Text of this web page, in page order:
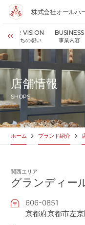
株式会社オールハ
OUR VISION
私たちの想い
BUSINESS
事業内容
株式会社オールハ
店舗検索
HOME
NEWS
OUR VISION
MESSAGE
VALUES
BUSINESS
SHOP
ABOUT US
店舗情報
SHOPS
ホーム ブランド紹介
関西エリア
グランディー
606-0851
京都府京都市左